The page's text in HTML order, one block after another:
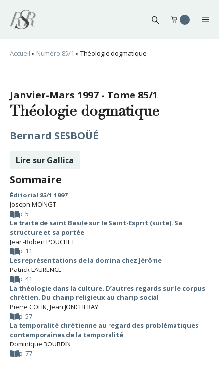
contenu
Accueil » Numéro 85/1 »Théologie dogmatique
Janvier-Mars 1997 - Tome 85/1
Théologie dogmatique
Bernard SESBOÜÉ
Lire sur Gallica
Sommaire
Éditorial 85/1 1997
Joseph MOINGT
p. 5
Le traité de saint Basile sur le Saint-Esprit (suite). Sa
structure et sa portée
Jean-Robert POUCHET
p. 11
Les représentations de la domina chez Jérôme
Patrick LAURENCE
p. 41
La théologie dans la culture. D’autres regards sur le corpus
chrétien. Du champ religieux au champ social
Pierre COLIN,Jean JONCHERAY
p. 57
La temporalité chrétienne au regard des problématiques
contemporaines de la temporalité
Dominique BOURDIN
p. 77